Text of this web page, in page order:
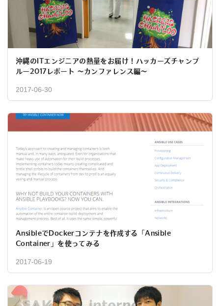
沖縄のITエンジニアの熱量をお届け！ハッカーズチャンプ
ルー2017レポート 〜カンファレンス編〜
2017-06-30
AnsibleでDockerコンテナを作成する「Ansible
Container」を使ってみる
2017-06-19